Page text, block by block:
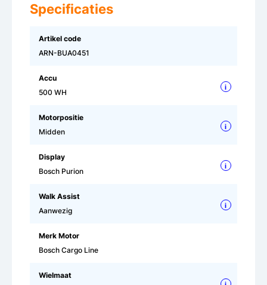
Specificaties
Artikel code
ARN-BUA0451
Accu
500 WH
i
Motorpositie
Midden
i
Display
Bosch Purion
i
Walk Assist
Aanwezig
i
Merk Motor
Bosch Cargo Line
Wielmaat